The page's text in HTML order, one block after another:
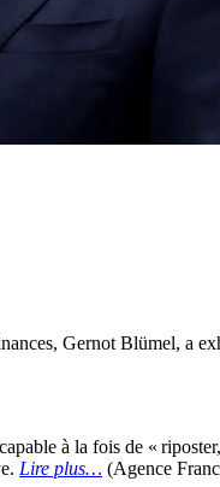
Gernot Blümel, a
à la fois de «
Lire plus… (Agence